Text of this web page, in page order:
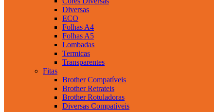
Diversas
ECO
Folhas A4
Folhas A5
Lombadas
Termicas
Transparentes
Fitas
Brother Compatíveis
Brother Retrateis
Brother Rotuladoras
Diversas Compatíveis